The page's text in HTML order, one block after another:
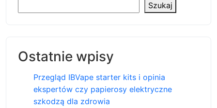
Szukaj
Ostatnie wpisy
Przegląd IBVape starter kits i opinia
ekspertów czy papierosy elektryczne
szkodzą dla zdrowia